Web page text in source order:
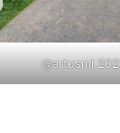
@artusmi